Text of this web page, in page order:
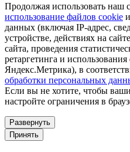
Продолжая использовать наш
использование файлов cookie
данных (включая IP-адрес,
устройстве, действиях на
сайта, проведения
ретаргетинга и
Яндекс.Метрика), в
обработки персональных
Если вы не хотите, чтобы
настройте ограничения в
Развернуть
Принять